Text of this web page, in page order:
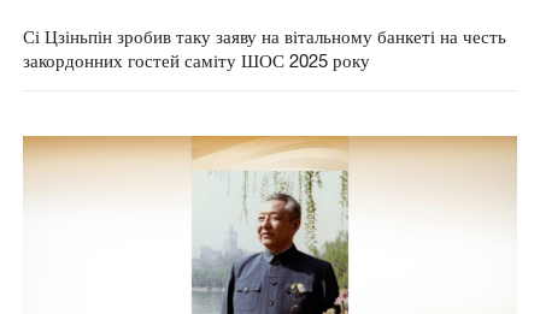
Сі Цзіньпін зробив таку заяву на вітальному банкеті на честь
закордонних гостей саміту ШОС 2025 року